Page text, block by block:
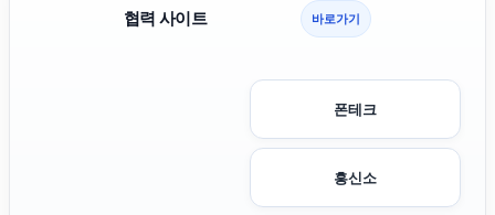
협력 사이트 바로가기
폰테크
흥신소